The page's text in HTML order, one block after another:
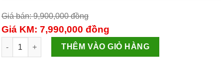
Giá bán: 9,900,000đồng
Giá KM: 7,990,000 đồng
Tủ đông kháng khuẩn 327 lít KGFZ389NG2 số lượng
THÊM VÀO GIỎ HÀNG